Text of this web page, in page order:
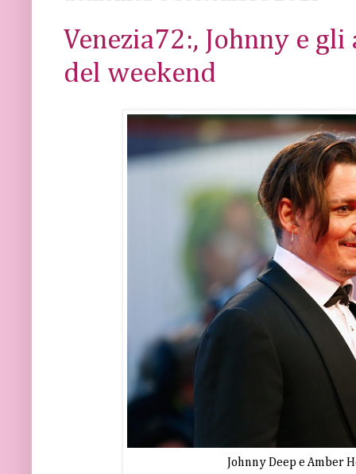
Venezia72:, Johnny e
del weekend
Johnny Deep e Amber